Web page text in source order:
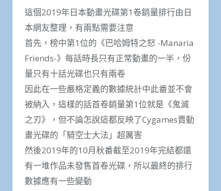
這個2019年日本動畫光碟第1卷銷量排行由日
本網友整理，有兩點需要注意
首先，榜中第1位的《巴哈姆特之怒 -Manaria
Friends-》每話時長只有正常動畫的一半，份
量只有十話光碟也只有兩卷
因此在一些嚴格定義的數據統計中此番並不會
被納入，這樣的話首卷銷量第1位就是《鬼滅
之刃》，但不論怎說這都反映了Cygames賣動
畫光碟的「騎空士大法」超厲害
然後2019年的10月秋番截至2019年完結都還
有一堆作品未發售首卷光碟，所以最終的排行
數據應有一些變動